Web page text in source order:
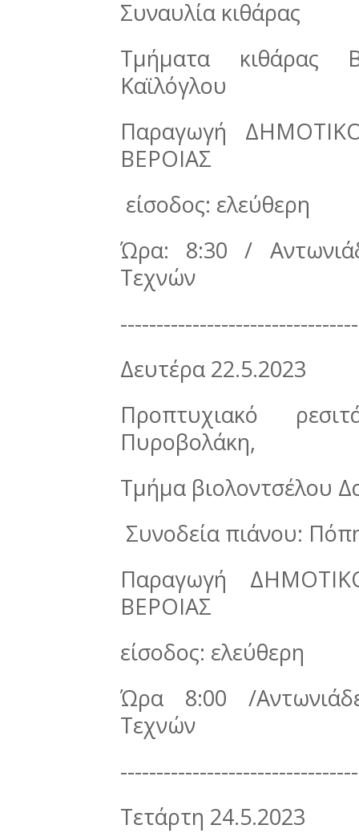
Συναυλία κιθάρας
Τμήματα κιθάρας
Καϊλόγλου
Παραγωγή
ΒΕΡΟΙΑΣ
είσοδος: ελεύθερη
Ώρα: 8:30 /
Τεχνών
Δευτέρα 22.5.2023
Προπτυχιακό
Πυροβολάκη,
Τμήμα βιολοντσέλου
Συνοδεία πιάνου:
Παραγωγή
ΒΕΡΟΙΑΣ
είσοδος: ελεύθερη
Ώρα 8:00 /
Τεχνών
Τετάρτη 24.5.2023